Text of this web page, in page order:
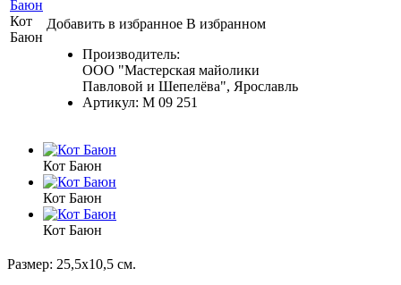
Кот
Баюн
Добавить в избранное В избранном
Производитель:
ООО "Мастерская майолики
Павловой и Шепелёва", Ярославль
Артикул: M 09 251
Кот Баюн
Кот Баюн
Кот Баюн
Размер: 25,5х10,5 см.